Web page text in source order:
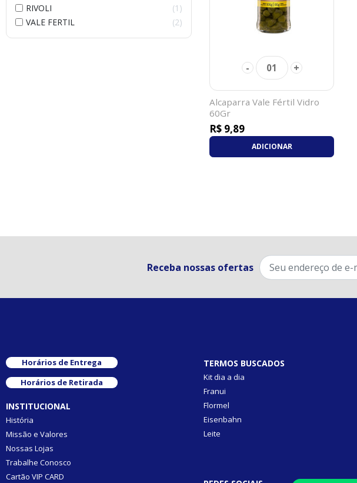
RIVOLI
1
VALE FERTIL
2
- 01 +
Alcaparra Vale Fértil Vidro
60Gr
R$ 9,89
ADICIONAR
Receba nossas ofertas
Horários de Entrega
Horários de Retirada
INSTITUCIONAL
História
Missão e Valores
Nossas Lojas
Trabalhe Conosco
Cartão VIP CARD
TERMOS BUSCADOS
Kit dia a dia
Franui
Flormel
Eisenbahn
Leite